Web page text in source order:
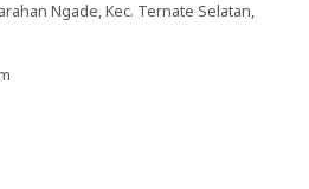
Ngade, Kec. Ternate Selatan,